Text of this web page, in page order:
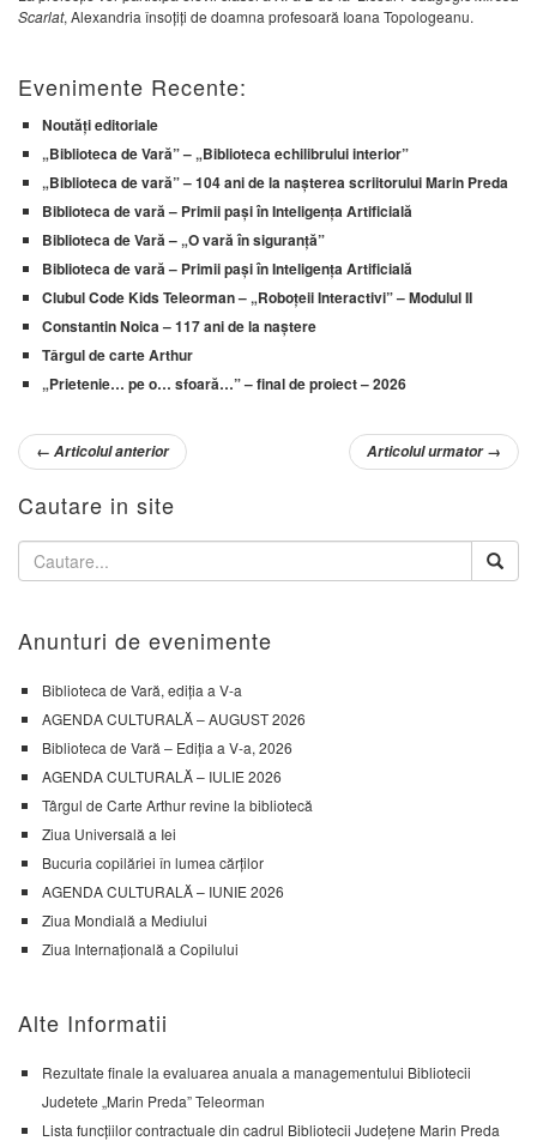
Scarlat, Alexandria însoțiți de doamna profesoară Ioana Topologeanu.
Evenimente Recente:
Noutăți editoriale
„Biblioteca de Vară” – „Biblioteca echilibrului interior”
„Biblioteca de vară” – 104 ani de la nașterea scriitorului Marin Preda
Biblioteca de vară – Primii pași în Inteligența Artificială
Biblioteca de Vară – „O vară în siguranță”
Biblioteca de vară – Primii pași în Inteligența Artificială
Clubul Code Kids Teleorman – „Roboțeii Interactivi” – Modulul II
Constantin Noica – 117 ani de la naștere
Târgul de carte Arthur
„Prietenie… pe o… sfoară…” – final de proiect – 2026
← Articolul anterior Articolul urmator→
Cautare in site
Anunturi de evenimente
Biblioteca de Vară, ediția a V-a
AGENDA CULTURALĂ – AUGUST 2026
Biblioteca de Vară – Ediția a V-a, 2026
AGENDA CULTURALĂ – IULIE 2026
Târgul de Carte Arthur revine la bibliotecă
Ziua Universală a Iei
Bucuria copilăriei în lumea cărților
AGENDA CULTURALĂ – IUNIE 2026
Ziua Mondială a Mediului
Ziua Internațională a Copilului
Alte Informatii
Rezultate finale la evaluarea anuala a managementului Bibliotecii
Judetete „Marin Preda” Teleorman
Lista funcțiilor contractuale din cadrul Bibliotecii Județene Marin Preda